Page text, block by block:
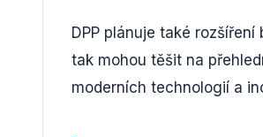
DPP plánuje také
tak mohou těšit na
moderních technologií a